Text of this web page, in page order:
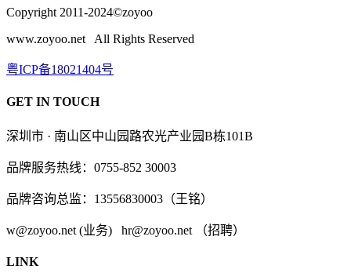
Copyright 2011-2024©zoyoo
www.zoyoo.net All Rights Reserved
粤ICP备18021404号
GET IN TOUCH
深圳市 · 南山区中山园路农光产业园B栋101B
品牌服务热线：0755-852 30003
品牌咨询总监：13556830003（王铭）
w@zoyoo.net (业务) hr@zoyoo.net （招聘）
LINK